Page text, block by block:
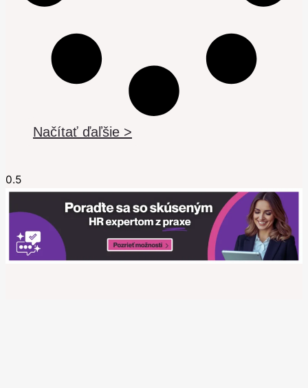
Načítať ďaľšie >